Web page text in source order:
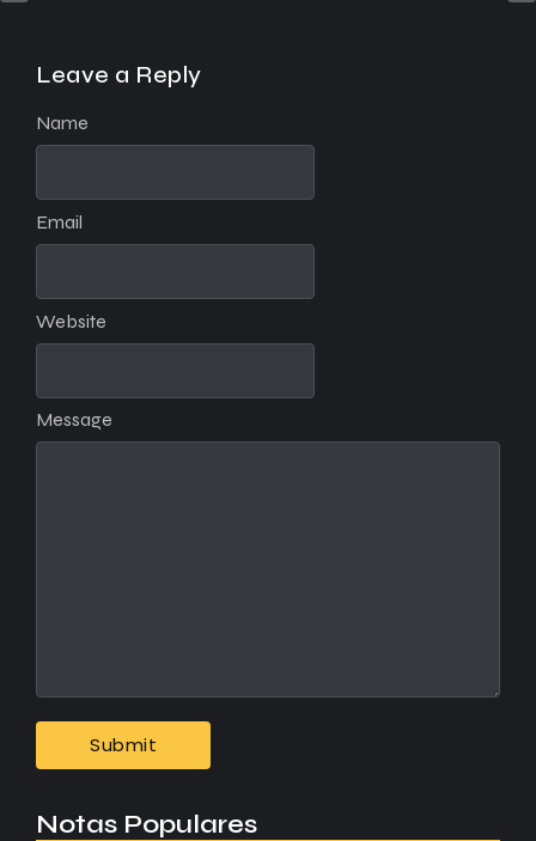
Leave a Reply
Message
Name
Email
Website
Notas Populares